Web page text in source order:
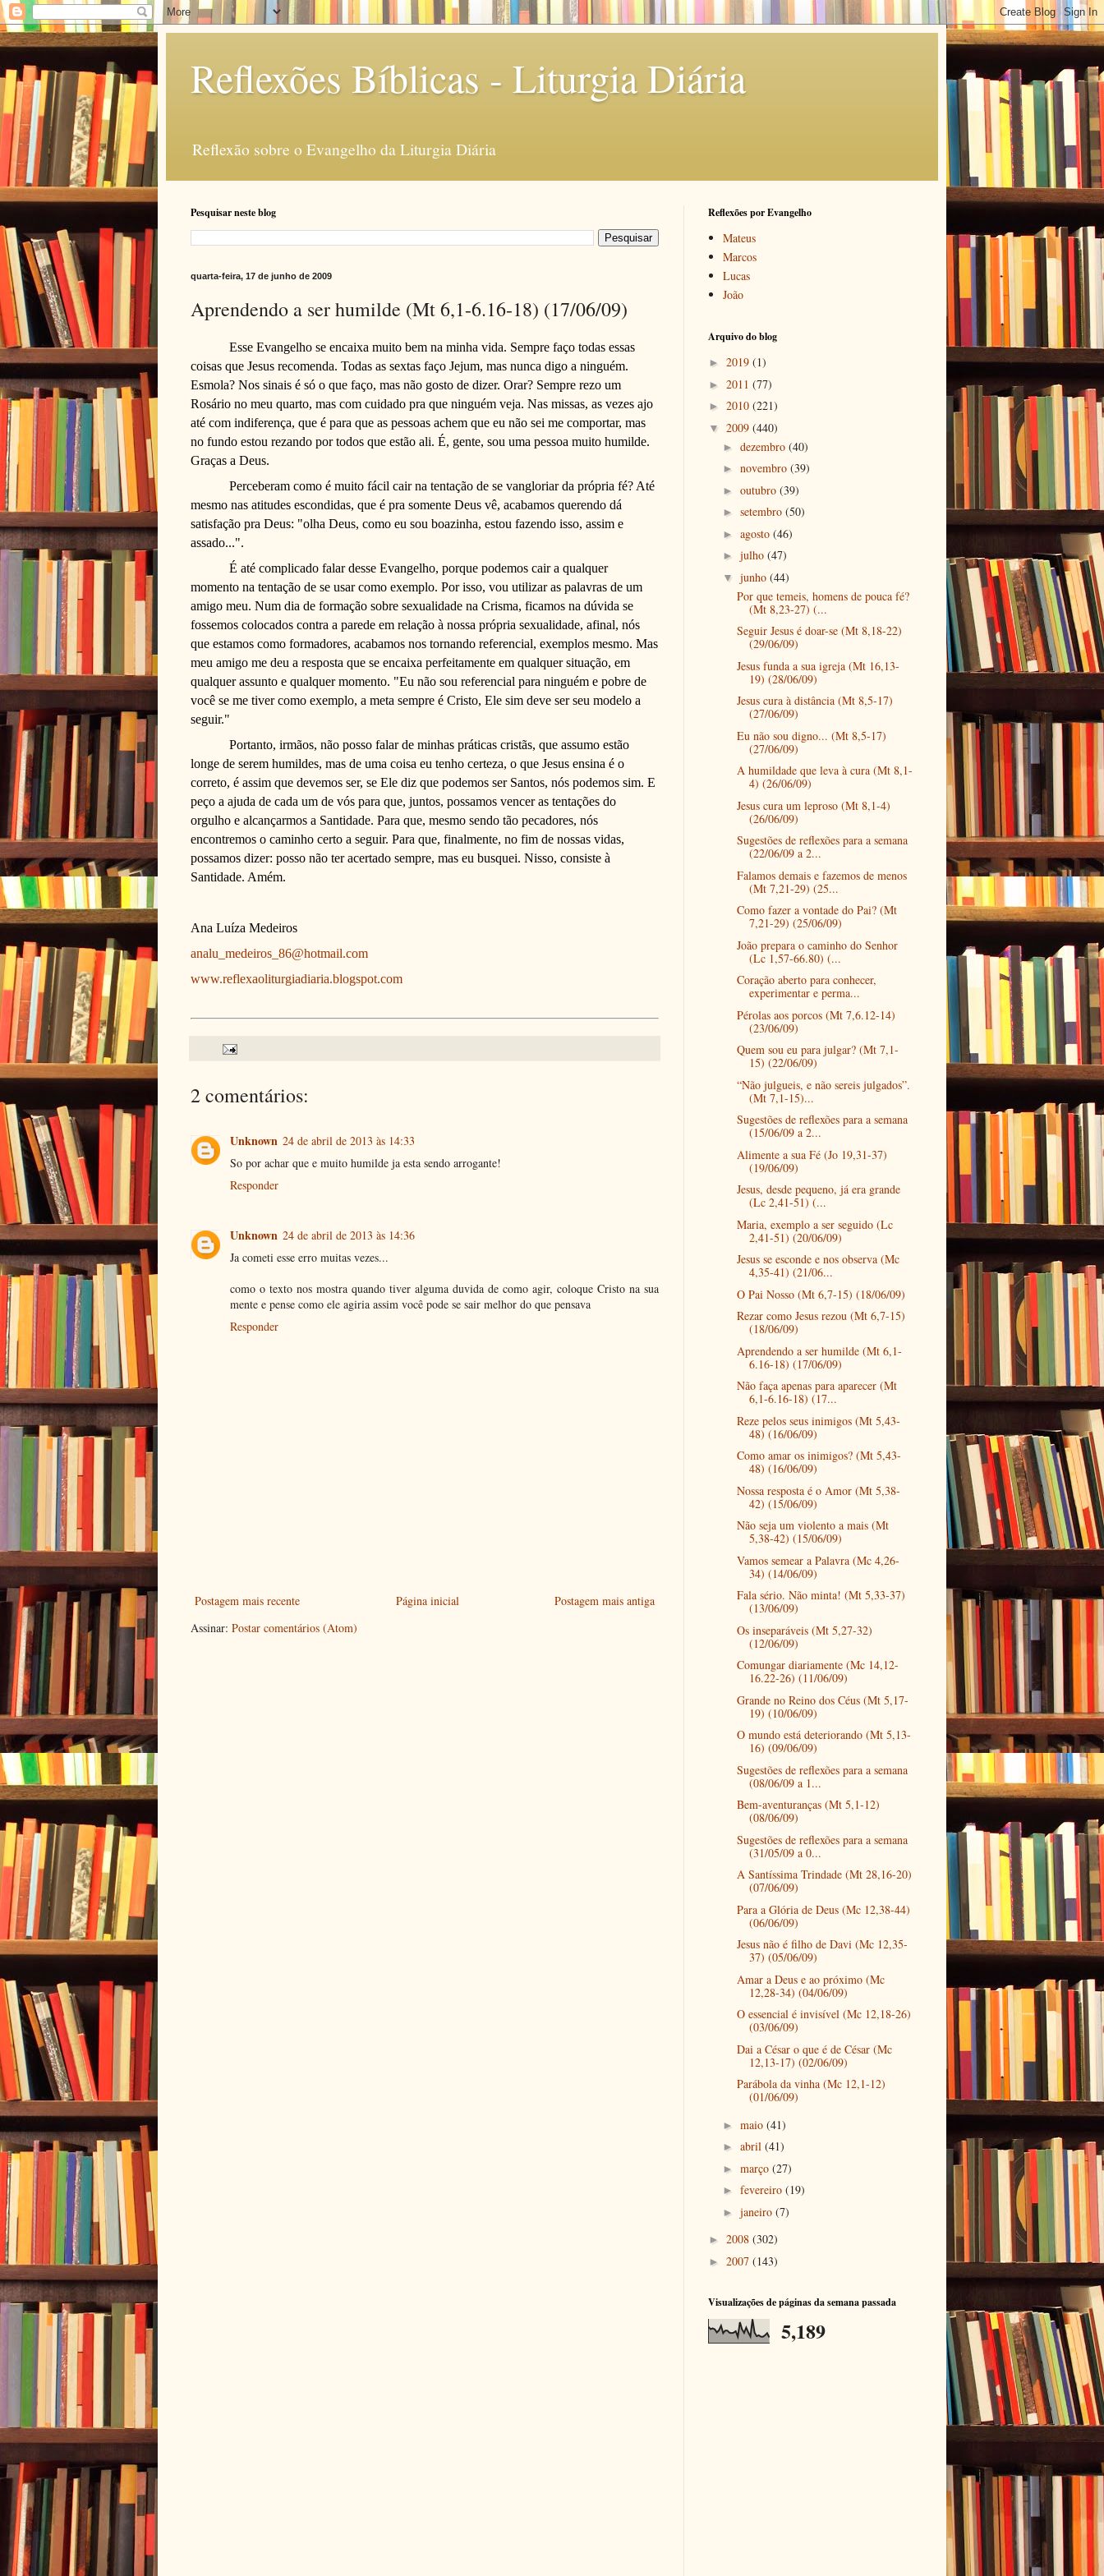
Reflexões Bíblicas - Liturgia Diária
Reflexão sobre o Evangelho da Liturgia Diária
Pesquisar neste blog
quarta-feira, 17 de junho de 2009
Aprendendo a ser humilde (Mt 6,1-6.16-18) (17/06/09)
Esse Evangelho se encaixa muito bem na minha vida. Sempre faço todas essas
coisas que Jesus recomenda. Todas as sextas faço Jejum, mas nunca digo a ninguém.
Esmola? Nos sinais é só o que faço, mas não gosto de dizer. Orar? Sempre rezo um
Rosário no meu quarto, mas com cuidado pra que ninguém veja. Nas missas, as vezes ajo
até com indiferença, que é para que as pessoas achem que eu não sei me comportar, mas
no fundo estou rezando por todos que estão ali. É, gente, sou uma pessoa muito humilde.
Graças a Deus.
Perceberam como é muito fácil cair na tentação de se vangloriar da própria fé? Até
mesmo nas atitudes escondidas, que é pra somente Deus vê, acabamos querendo dá
satisfação pra Deus: "olha Deus, como eu sou boazinha, estou fazendo isso, assim e
assado...".
É até complicado falar desse Evangelho, porque podemos cair a qualquer
momento na tentação de se usar como exemplo. Por isso, vou utilizar as palavras de um
amigo meu. Num dia de formação sobre sexualidade na Crisma, ficamos na dúvida se
fossemos colocados contra a parede em relação à nossa própria sexualidade, afinal, nós
que estamos como formadores, acabamos nos tornando referencial, exemplos mesmo. Mas
meu amigo me deu a resposta que se encaixa perfeitamente em qualquer situação, em
qualquer assunto e qualquer momento. "Eu não sou referencial para ninguém e pobre de
você se me tiver como exemplo, a meta sempre é Cristo, Ele sim deve ser seu modelo a
seguir."
Portanto, irmãos, não posso falar de minhas práticas cristãs, que assumo estão
longe de serem humildes, mas de uma coisa eu tenho certeza, o que Jesus ensina é o
correto, é assim que devemos ser, se Ele diz que podemos ser Santos, nós podemos sim. E
peço a ajuda de cada um de vós para que, juntos, possamos vencer as tentações do
orgulho e alcançarmos a Santidade. Para que, mesmo sendo tão pecadores, nós
encontremos o caminho certo a seguir. Para que, finalmente, no fim de nossas vidas,
possamos dizer: posso não ter acertado sempre, mas eu busquei. Nisso, consiste à
Santidade. Amém.
Ana Luíza Medeiros
analu_medeiros_86@hotmail.com
www.reflexaoliturgiadiaria.blogspot.com
2 comentários:
Unknown 24 de abril de 2013 às 14:33
So por achar que e muito humilde ja esta sendo arrogante!
Responder
Unknown 24 de abril de 2013 às 14:36
Ja cometi esse erro muitas vezes...
como o texto nos mostra quando tiver alguma duvida de como agir, coloque Cristo na sua
mente e pense como ele agiria assim você pode se sair melhor do que pensava
Responder
Postagem mais recente Postagem mais antiga
Página inicial
Assinar: Postar comentários (Atom)
Reflexões por Evangelho
Mateus
Marcos
Lucas
João
Arquivo do blog
► 2019 (1)
► 2011 (77)
► 2010 (221)
▼ 2009 (440)
► dezembro (40)
► novembro (39)
► outubro (39)
► setembro (50)
► agosto (46)
► julho (47)
▼ junho (44)
Por que temeis, homens de pouca fé?
(Mt 8,23-27) (...
Seguir Jesus é doar-se (Mt 8,18-22)
(29/06/09)
Jesus funda a sua igreja (Mt 16,13-
19) (28/06/09)
Jesus cura à distância (Mt 8,5-17)
(27/06/09)
Eu não sou digno... (Mt 8,5-17)
(27/06/09)
A humildade que leva à cura (Mt 8,1-
4) (26/06/09)
Jesus cura um leproso (Mt 8,1-4)
(26/06/09)
Sugestões de reflexões para a semana
(22/06/09 a 2...
Falamos demais e fazemos de menos
(Mt 7,21-29) (25...
Como fazer a vontade do Pai? (Mt
7,21-29) (25/06/09)
João prepara o caminho do Senhor
(Lc 1,57-66.80) (...
Coração aberto para conhecer,
experimentar e perma...
Pérolas aos porcos (Mt 7,6.12-14)
(23/06/09)
Quem sou eu para julgar? (Mt 7,1-
15) (22/06/09)
“Não julgueis, e não sereis julgados”.
(Mt 7,1-15)...
Sugestões de reflexões para a semana
(15/06/09 a 2...
Alimente a sua Fé (Jo 19,31-37)
(19/06/09)
Jesus, desde pequeno, já era grande
(Lc 2,41-51) (...
Maria, exemplo a ser seguido (Lc
2,41-51) (20/06/09)
Jesus se esconde e nos observa (Mc
4,35-41) (21/06...
O Pai Nosso (Mt 6,7-15) (18/06/09)
Rezar como Jesus rezou (Mt 6,7-15)
(18/06/09)
Aprendendo a ser humilde (Mt 6,1-
6.16-18) (17/06/09)
Não faça apenas para aparecer (Mt
6,1-6.16-18) (17...
Reze pelos seus inimigos (Mt 5,43-
48) (16/06/09)
Como amar os inimigos? (Mt 5,43-
48) (16/06/09)
Nossa resposta é o Amor (Mt 5,38-
42) (15/06/09)
Não seja um violento a mais (Mt
5,38-42) (15/06/09)
Vamos semear a Palavra (Mc 4,26-
34) (14/06/09)
Fala sério. Não minta! (Mt 5,33-37)
(13/06/09)
Os inseparáveis (Mt 5,27-32)
(12/06/09)
Comungar diariamente (Mc 14,12-
16.22-26) (11/06/09)
Grande no Reino dos Céus (Mt 5,17-
19) (10/06/09)
O mundo está deteriorando (Mt 5,13-
16) (09/06/09)
Sugestões de reflexões para a semana
(08/06/09 a 1...
Bem-aventuranças (Mt 5,1-12)
(08/06/09)
Sugestões de reflexões para a semana
(31/05/09 a 0...
A Santíssima Trindade (Mt 28,16-20)
(07/06/09)
Para a Glória de Deus (Mc 12,38-44)
(06/06/09)
Jesus não é filho de Davi (Mc 12,35-
37) (05/06/09)
Amar a Deus e ao próximo (Mc
12,28-34) (04/06/09)
O essencial é invisível (Mc 12,18-26)
(03/06/09)
Dai a César o que é de César (Mc
12,13-17) (02/06/09)
Parábola da vinha (Mc 12,1-12)
(01/06/09)
► maio (41)
► abril (41)
► março (27)
► fevereiro (19)
► janeiro (7)
► 2008 (302)
► 2007 (143)
Visualizações de páginas da semana passada
5,189